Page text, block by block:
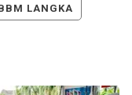
LANGKA